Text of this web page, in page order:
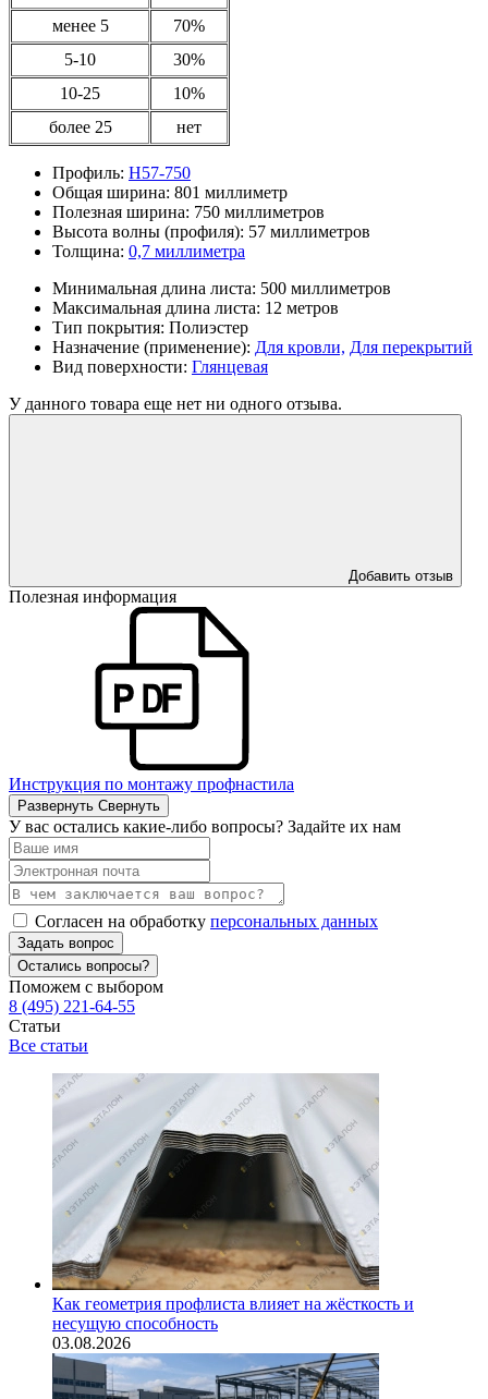
менее 5
70%
5-10
30%
10-25
10%
более 25
нет
Профиль: Н57-750
Общая ширина: 801 миллиметр
Полезная ширина: 750 миллиметров
Высота волны (профиля): 57 миллиметров
Толщина: 0,7 миллиметра
Минимальная длина листа: 500 миллиметров
Максимальная длина листа: 12 метров
Тип покрытия: Полиэстер
Назначение (применение): Для кровли, Для перекрытий
Вид поверхности: Глянцевая
У данного товара еще нет ни одного отзыва.
Добавить отзыв
Полезная информация
Инструкция по монтажу профнастила
Развернуть Свернуть
У вас остались какие-либо вопросы? Задайте их нам
Согласен на обработку персональных данных
Задать вопрос
Остались вопросы?
Поможем с выбором
8 (495) 221-64-55
Статьи
Все статьи
Как геометрия профлиста влияет на жёсткость и
несущую способность
03.08.2026